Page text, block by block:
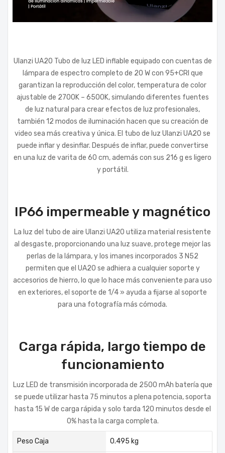
Ulanzi UA20 Tubo de luz LED inflable equipado con cuentas de
lámpara de espectro completo de 20 W con 95+CRI que
garantizan la reproducción del color, temperatura de color
ajustable de 2700K – 6500K, simulando diferentes fuentes
de luz natural para crear efectos de luz profesionales,
también 12 modos de iluminación hacen que su creación de
video sea más creativa y única. El tubo de luz Ulanzi UA20 se
puede inflar y desinflar. Después de inflar, puede convertirse
en una luz de varita de 60 cm, además con sus 216 g es ligero
y portátil.
IP66 impermeable y magnético
La luz del tubo de aire Ulanzi UA20 utiliza material resistente
al desgaste, proporcionando una luz suave, protege mejor las
perlas de la lámpara, y los imanes incorporados 3 N52
permiten que el UA20 se adhiera a cualquier soporte y
accesorios de hierro, lo que lo hace más conveniente para uso
en exteriores, el soporte de 1/4 » ayuda a fijarse al soporte
para una fotografía más cómoda.
Carga rápida, largo tiempo de
funcionamiento
Luz LED de transmisión incorporada de 2500 mAh batería que
se puede utilizar hasta 75 minutos a plena potencia, soporta
hasta 15 W de carga rápida y solo tarda 120 minutos desde el
0% hasta la carga completa.
Peso Caja 0.495 kg